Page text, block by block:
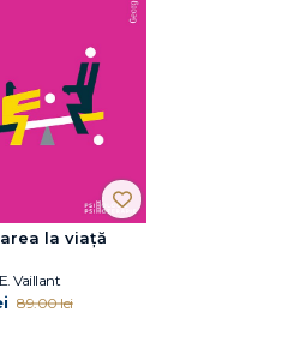
la viață
Vaillant
89.00 lei